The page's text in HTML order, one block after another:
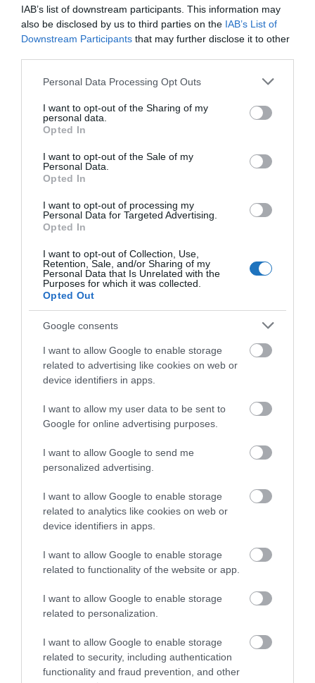
IAB’s list of downstream participants. This information may
also be disclosed by us to third parties on the IAB’s List of
Downstream Participants that may further disclose it to other
Please note that this website/app uses one or more Google
not limited to your visit or usage behaviour. You may click to
grant or deny consent to Google and its third-party tags to
use your data for below specified purposes in below Google
consent section.
Personal Data Processing Opt Outs
I want to opt-out of the Sharing of my
personal data.
Opted In
I want to opt-out of the Sale of my
Personal Data.
Opted In
I want to opt-out of processing my
Personal Data for Targeted Advertising.
Opted In
I want to opt-out of Collection, Use,
Retention, Sale, and/or Sharing of my
Personal Data that Is Unrelated with the
Purposes for which it was collected.
Opted Out
Google consents
I want to allow Google to enable storage
related to advertising like cookies on web or
device identifiers in apps.
I want to allow my user data to be sent to
Google for online advertising purposes.
I want to allow Google to send me
personalized advertising.
I want to allow Google to enable storage
related to analytics like cookies on web or
device identifiers in apps.
I want to allow Google to enable storage
related to functionality of the website or app.
I want to allow Google to enable storage
related to personalization.
I want to allow Google to enable storage
related to security, including authentication
functionality and fraud prevention, and other
országban folyamatosan csökken a napi esetszám,
amely már napok óta százezer alatt van. Csökken a
kórházban kezeltek száma is, egyedül az elhunytak
napi száma haladja meg továbbra is a 300 főt.
Az olasz gyógyszerügynökség (Aifa) bejelentése
szerint a Novavax amerikai biotechnológiai vállalat
el használni.
találhatók meg az aktuális információk.
precíz híreiről, akkor Neked szól azUtazás hírek
csoport.
Ha útleírások, szállás vélemények is érdekelnek,
akkor vár a Wellness, Utazás, Élmények
csoport, sőt,
Megosztás
Kérem nap végén az aznapi friss cikkeket!
HÍREK KORONAVÍRUS OLASZORSZÁG
"Az ember, aki a tengert nézi, szerelemtől
sújtott gyerek." Jean-Michel Maulpoix